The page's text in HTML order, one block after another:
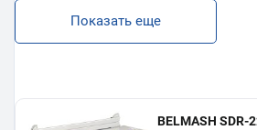
Показать еще
BELMASH SDR-